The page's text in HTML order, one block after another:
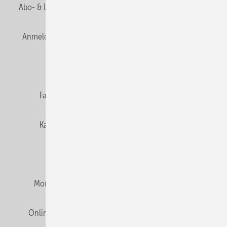
Abo- & Leserservice
Anmelden
Fachbeiträge
Karriere bei Gentner
Montagezeiten Heizung
Online Mediadaten